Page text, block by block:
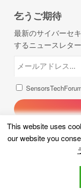
This website uses
our website you
乞うご期待
最新のサイバーセ
するニュースレタ
著作権 2026, セ